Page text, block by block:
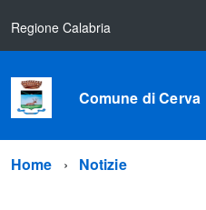
Regione Calabria
Comune di Cerva
Home Notizie